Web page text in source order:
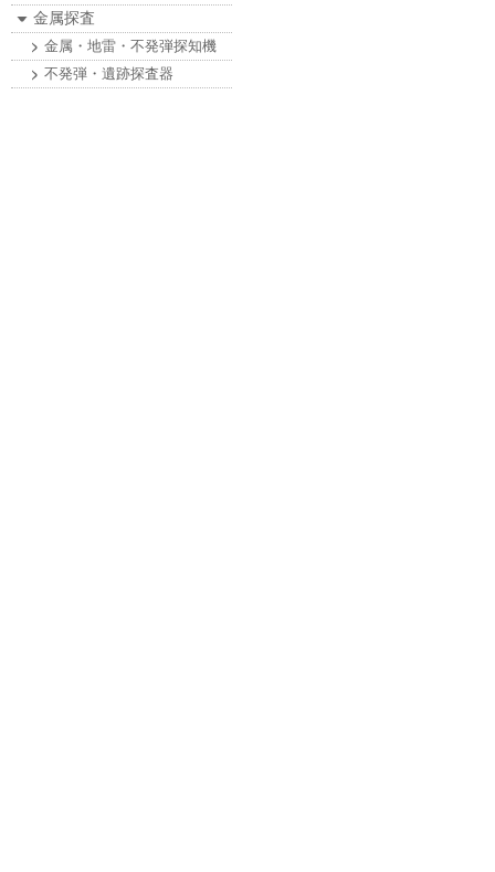
金属探査
金属・地雷・不発弾探知機
不発弾・遺跡探査器